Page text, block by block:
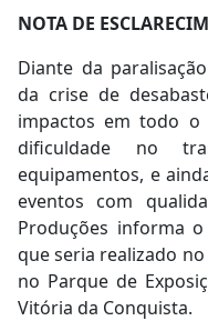
NOTA DE
Diante da
da crise de
impactos em todo o
dificuldade no
equipamentos, e
eventos com
Produções informa o
que seria realizado
no Parque de
Vitória da Conquista.